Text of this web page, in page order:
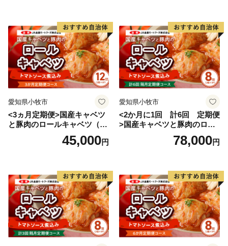
愛知県小牧市
<3ヵ月定期便>国産キャベツ
と豚肉のロールキャベツ（6P
45,000円
愛知県小牧市
<2か月に1回 計6回 定期便
>国産キャベツと豚肉のロー
ルキャベツ（4P入り）
78,000円